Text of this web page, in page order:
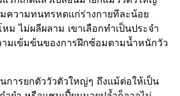
ความทนทรหดแก่ร่างกายทีละน้อย
หม ไม่ผลีผลาม เขาเลือกทำเป็นประจำ
มเข้มข้นของการฝึกซ้อมตามน้ำหนักวัว
การยกตัววัวตัวใหญ่ๆ ถึงแม้ต่อให้เป็น